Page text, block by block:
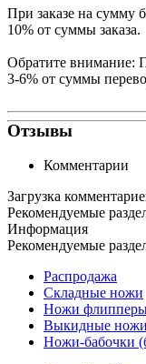
При заказе на сумму
10% от суммы заказа.
Обратите внимание:
3-6% от суммы
Отзывы
Комментарии
Загрузка
Рекомендуемые
Информация
Рекомендуемые
Распродажа
Складные ножи
Ножи
Выкидные ножи
Ножи-бабочки